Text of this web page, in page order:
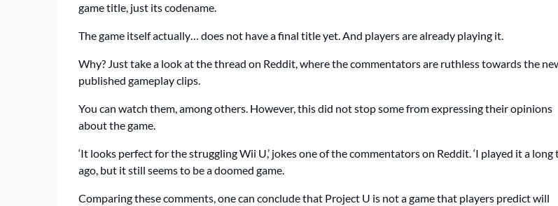
game title, just its codename.
The game itself actually… does not have a final title yet. And players are already playing it.
Why? Just take a look at the thread on Reddit, where the commentators are ruthless towards the
published gameplay clips.
You can watch them, among others. However, this did not stop some from expressing their opinions
about the game.
‘It looks perfect for the struggling Wii U,’ jokes one of the commentators on Reddit. ‘I played it a long
ago, but it still seems to be a doomed game.
Comparing these comments, one can conclude that Project U is not a game that players predict will